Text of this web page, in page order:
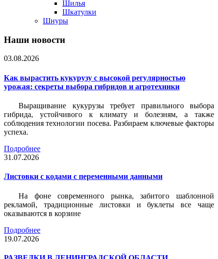
Шилья
Шкатулки
Шнуры
Наши новости
03.08.2026
Как вырастить кукурузу с высокой регулярностью
урожая: секреты выбора гибридов и агротехники
Выращивание кукурузы требует правильного выбора
гибрида, устойчивого к климату и болезням, а также
соблюдения технологии посева. Разбираем ключевые факторы
успеха.
Подробнее
31.07.2026
Листовки c кодами с переменными данными
На фоне современного рынка, забитого шаблонной
рекламой, традиционные листовки и буклеты все чаще
оказываются в корзине
Подробнее
19.07.2026